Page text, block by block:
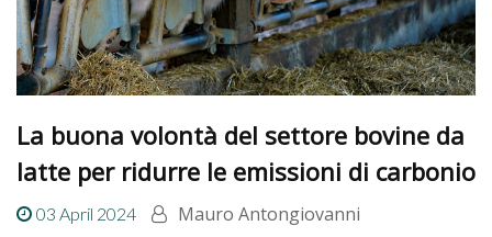
La buona volontà del settore bovine da
latte per ridurre le emissioni di carbonio
03 April 2024 Mauro Antongiovanni